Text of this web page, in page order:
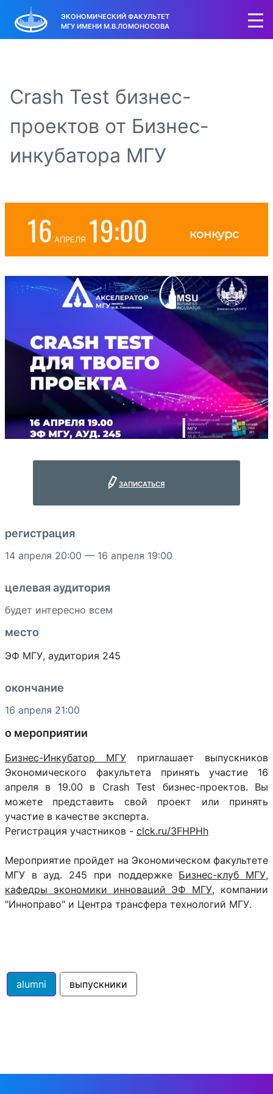
ЭКОНОМИЧЕСКИЙ ФАКУЛЬТЕТ
МГУ ИМЕНИ М.В.ЛОМОНОСОВА
Crash Test бизнес-
проектов от Бизнес-
инкубатора МГУ
16 апреля 19:00 конкурс
записаться
регистрация
14 апреля 20:00 — 16 апреля 19:00
целевая аудитория
будет интересно всем
место
ЭФ МГУ, аудитория 245
окончание
16 апреля 21:00
о мероприятии
Бизнес-Инкубатор МГУ приглашает выпускников
Экономического факультета принять участие 16
апреля в 19.00 в Crash Test бизнес-проектов. Вы
можете представить свой проект или принять
участие в качестве эксперта.
Регистрация участников - clck.ru/3FHPHh
Мероприятие пройдет на Экономическом факультете
МГУ в ауд. 245 при поддержке Бизнес-клуб МГУ,
кафедры экономики инноваций ЭФ МГУ, компании
"Инноправо" и Центра трансфера технологий МГУ.
alumni выпускники